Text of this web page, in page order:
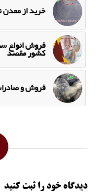
خرید از
فروش انواع
کشور مقصد
فروش و
دیدگاه خود را ثبت کنید